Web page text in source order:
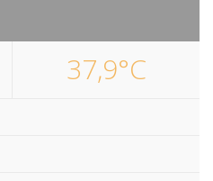
37,9°C